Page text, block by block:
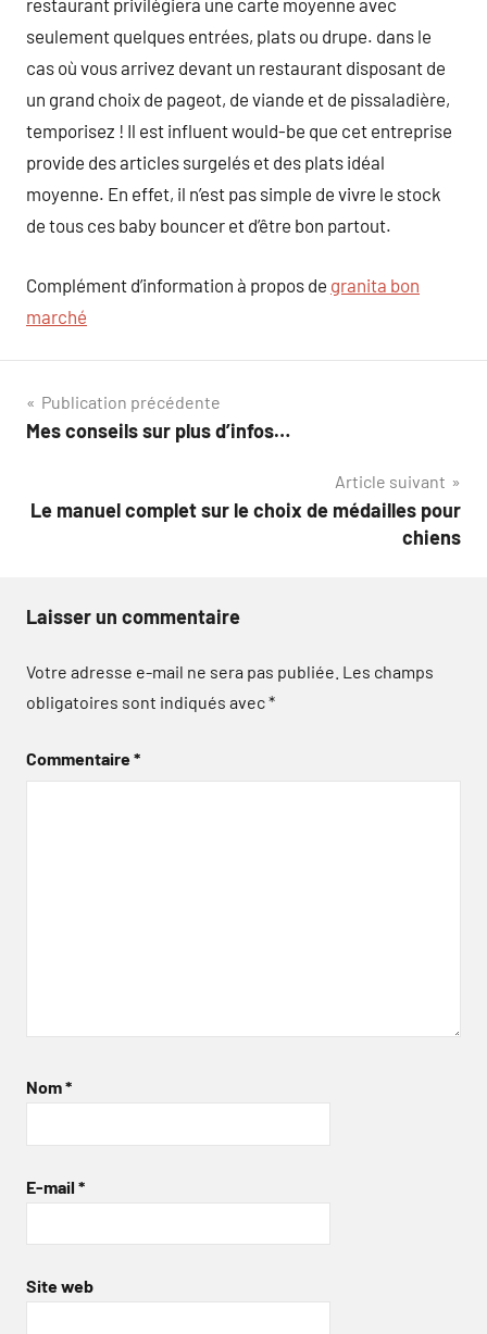
restaurant privilégiera une carte moyenne avec
seulement quelques entrées, plats ou drupe. dans le
cas où vous arrivez devant un restaurant disposant de
un grand choix de pageot, de viande et de pissaladière,
temporisez ! Il est influent would-be que cet entreprise
provide des articles surgelés et des plats idéal
moyenne. En effet, il n’est pas simple de vivre le stock
de tous ces baby bouncer et d’être bon partout.
Complément d’information à propos de granita bon
marché
Navigation
de
Publication précédente
Mes conseils sur plus d’infos…
Article suivant
Le manuel complet sur le choix de médailles pour
chiens
Laisser un commentaire
Votre adresse e-mail ne sera pas publiée. Les champs
obligatoires sont indiqués avec*
Commentaire*
Nom*
E-mail *
Site web